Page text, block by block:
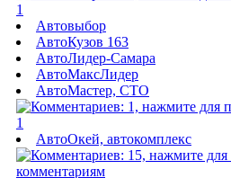
1
Автовыбор
АвтоКузов 163
АвтоЛидер-Самара
АвтоМаксЛидер
АвтоМастер, СТО
1
АвтоОкей, автокомплекс